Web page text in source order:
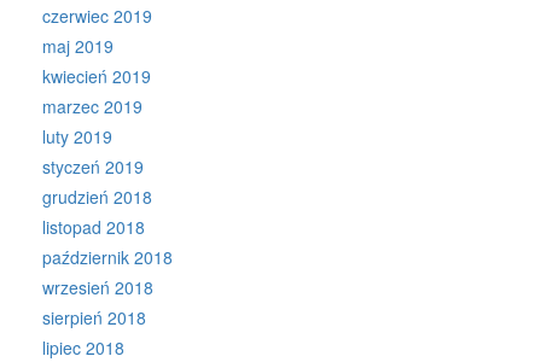
czerwiec 2019
maj 2019
kwiecień 2019
marzec 2019
luty 2019
styczeń 2019
grudzień 2018
listopad 2018
październik 2018
wrzesień 2018
sierpień 2018
lipiec 2018